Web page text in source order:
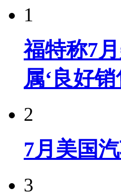
1
福特称7
属‘良好销
2
7月美国
3